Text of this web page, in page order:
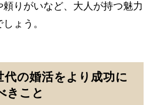
りがいなど、大人が持つ魅力
ょう。
代の婚活をより成功に
きこと